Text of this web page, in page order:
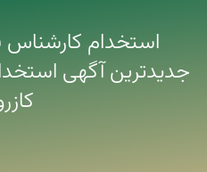
استخدام
جدیدترین آگهی